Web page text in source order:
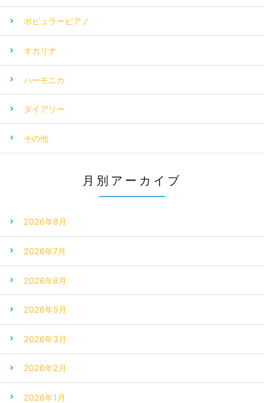
ポピュラーピアノ
オカリナ
ハーモニカ
ダイアリー
その他
月別アーカイブ
2026年8月
2026年7月
2026年6月
2026年5月
2026年3月
2026年2月
2026年1月